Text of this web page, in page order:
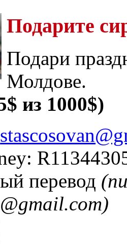
Подарите
Подари
Молдове.
из 1000$)
перевод